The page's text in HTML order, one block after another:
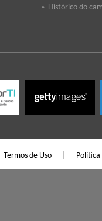
Histórico do
Termos de Uso Política